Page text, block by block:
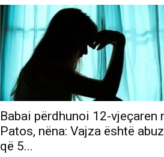
Babai përdhunoi 12-vjeçaren
Patos, nëna: Vajza është
që 5...